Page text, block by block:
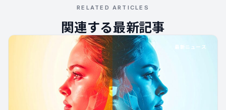
RELATED ARTICLES
関連する最新記事
最新ニュース